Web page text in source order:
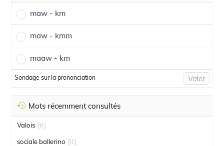
maw - km
maw - kmm
maaw - km
Sondage sur la prononciation Voter
Mots récemment consultés
Valois [it]
sociale ballerino [it]